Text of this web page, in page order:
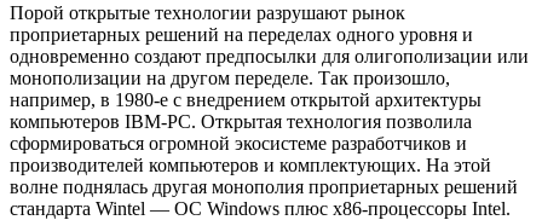
Порой открытые технологии разрушают рынок
проприетарных решений на переделах одного уровня и
одновременно создают предпосылки для олигополизации или
монополизации на другом переделе. Так произошло,
например, в 1980-е с внедрением открытой архитектуры
компьютеров IBM-PC. Открытая технология позволила
сформироваться огромной экосистеме разработчиков и
производителей компьютеров и комплектующих. На этой
волне поднялась другая монополия проприетарных решений
стандарта Wintel — ОС Windows плюс х86-процессоры Intel.